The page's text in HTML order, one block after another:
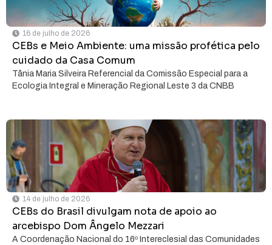
16 de julho de 2026
CEBs e Meio Ambiente: uma missão profética pelo
cuidado da Casa Comum
Tânia Maria Silveira Referencial da Comissão Especial para a
Ecologia Integral e Mineração Regional Leste 3 da CNBB
14 de julho de 2026
CEBs do Brasil divulgam nota de apoio ao
arcebispo Dom Ângelo Mezzari
A Coordenação Nacional do 16º Intereclesial das Comunidades